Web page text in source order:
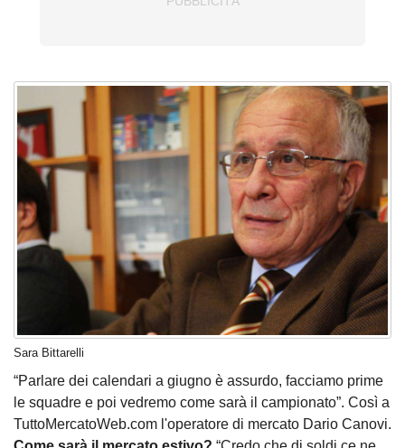
Sara Bittarelli
“Parlare dei calendari a giugno è assurdo, facciamo prime
le squadre e poi vedremo come sarà il campionato”. Così a
TuttoMercatoWeb.com l'operatore di mercato Dario Canovi.